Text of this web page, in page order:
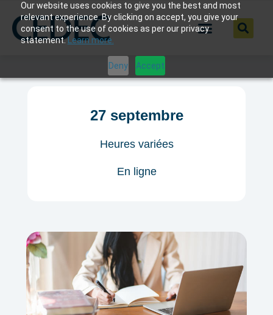
Our website uses cookies to give you the best and most
relevant experience. By clicking on accept, you give your
consent to the use of cookies as per our privacy
statement.Learn more.
Deny Accept
27 septembre
Heures variées
En ligne